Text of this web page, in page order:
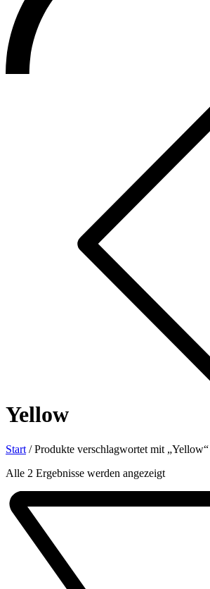
Yellow
Start /Produkte verschlagwortet mit „Yellow“
Alle 2 Ergebnisse werden angezeigtNach